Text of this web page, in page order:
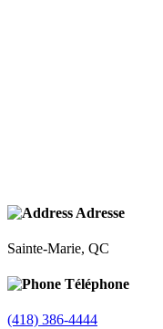
Adresse
Sainte-Marie, QC
Téléphone
(418) 386-4444